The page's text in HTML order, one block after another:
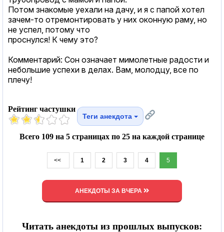
Потом знакомые уехали на дачу, и я с папой хотел
зачем-то отремонтировать у них оконную раму, но
не успел, потому что
проснулся! К чему это?
Комментарий: Сон означает мимолетные радости и
небольшие успехи в делах. Вам, молодцу, все по
плечу!
Рейтинг частушки
Теги анекдота
Всего 109 на 5 страницах по 25 на каждой странице
<< 1 2 3 4 5
АНЕКДОТЫ ЗА ВЧЕРА
Читать анекдоты из прошлых выпусков: